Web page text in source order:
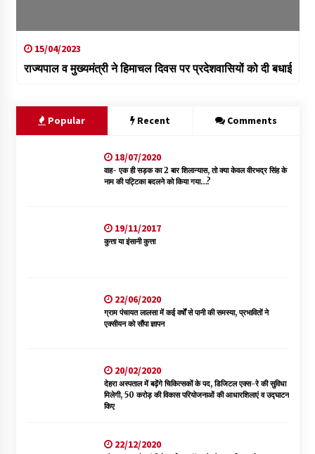
15/04/2023
राज्यपाल व मुख्यमंत्री ने हिमाचल दिवस पर प्रदेशवासियों को दी बधाई
Popular Recent Comments
18/07/2020
वाह- एक ही सड़क का 2 बार शिलान्यास, तो क्या केवल वीरभद्र सिंह के
नाम की पट्टिका बदलने को किया गया…?
19/11/2017
कुत्ता या इंसानी कुत्ता
22/06/2020
ग्राम पंचायत लालसा में कई वर्षों से पानी की समस्या, प्रभावितों ने
एक्सीयन को सौंपा ज्ञापन
20/02/2020
देहरा अस्पताल में बढ़ेंगे चिकित्सकों के पद, डिजिटल एक्स-रे की सुविधा
मिलेगी, 50 करोड़ की विकास परियोजनाओं की आधारशिलाएं व उद्घाटन
किए
22/12/2020